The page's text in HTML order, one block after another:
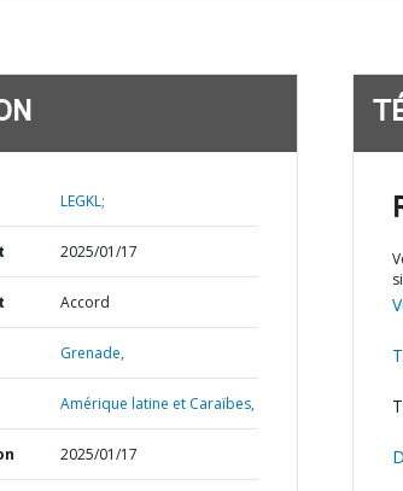
LEGKL;
2025/01/17
Accord
Grenade,
Amérique latine et Caraïbes,
2025/01/17